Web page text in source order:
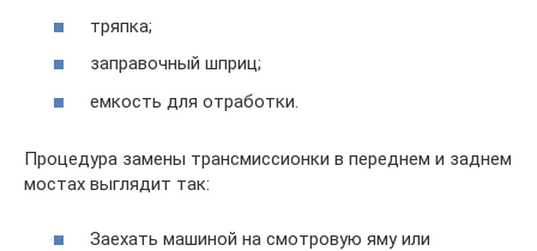
тряпка;
заправочный шприц;
емкость для отработки.
Процедура замены трансмиссионки в переднем и заднем
мостах выглядит так:
Заехать машиной на смотровую яму или